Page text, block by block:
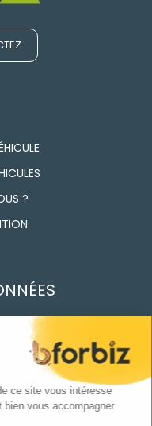
?
91160 Longjumeau
- 12h / 14h - 18h